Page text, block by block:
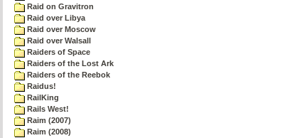
Raid on Gravitron
Raid over Libya
Raid over Moscow
Raid over Walsall
Raiders of Space
Raiders of the Lost Ark
Raiders of the Reebok
Raidus!
RailKing
Rails West!
Raim (2007)
Raim (2008)